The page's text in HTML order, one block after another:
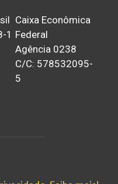
1
Caixa Econômica
Federal
Agência 0238
C/C: 578532095-
5